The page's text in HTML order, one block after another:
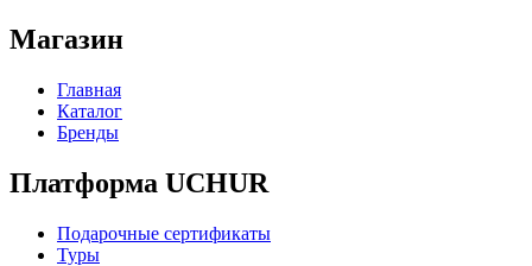
Магазин
Главная
Каталог
Бренды
Платформа UCHUR
Подарочные сертификаты
Туры